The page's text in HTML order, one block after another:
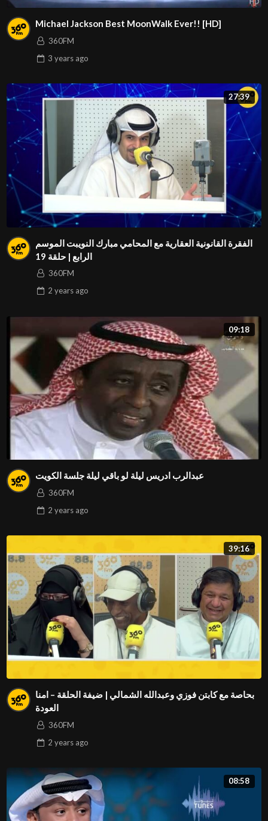
Michael Jackson Best MoonWalk Ever!! [HD]
360FM
3 yearsago
27:39
الفقرة القانونية العقارية مع المحامي مبارك النويبت الموسم
الرابع | حلقة 19
360FM
2 yearsago
09:18
عبدالرب ادريس ليلة لو باقي ليلة جلسة الكويت
360FM
2 yearsago
39:16
بحاصة مع كابتن فوزي وعبدالله الشمالي | ضيفة الحلقة – امنا
العودة
360FM
2 yearsago
08:58